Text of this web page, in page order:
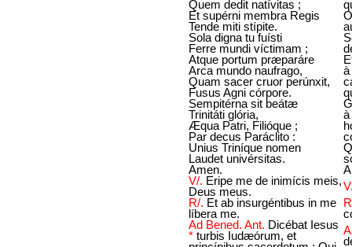
Quem dedit natívitas ;
Et supérni membra Regis
Tende miti stípite.
Sola digna tu fuísti
Ferre mundi víctimam ;
Atque portum præparáre
Arca mundo naufrago,
Quam sacer cruor perúnxit,
Fusus Agni córpore.
à
Sempitérna sit beátæ
Trinitáti glória,
Æqua Patri, Filióque ;
Par decus Paráclito :
Unius Triníque nomen
Laudet univérsitas.
Amen.
à
V/. Eripe me de inimícis meis,
Deus meus.
R/. Et ab insurgéntibus in me
líbera me.
Ad Bened. Ant. Dicébat Iesus
* turbis Iudæórum, et